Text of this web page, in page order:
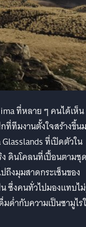
ที่หลาย ๆ คนได้เห็น
ที่ทีมงานตั้งใจสร้างขึ้น
ที่เปิดตัวใน
ง ดินโคลนที่เปื้อนตามชุ
ถึงมุมสาดกระเซ็นของ
ซึ่งคนทั่วไปมองแทบไ
ด่ำกับความเป็นซามูไร